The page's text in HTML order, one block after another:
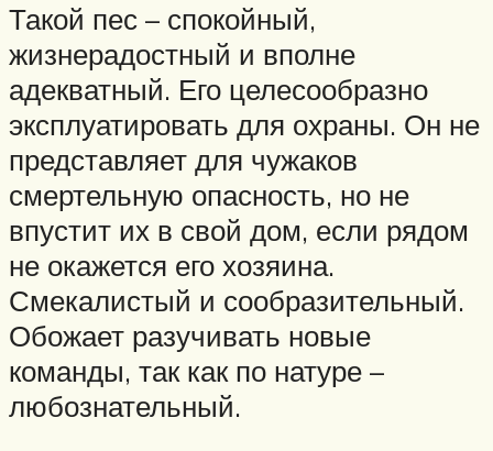
Такой пес – спокойный,
жизнерадостный и вполне
адекватный. Его целесообразно
эксплуатировать для охраны. Он не
представляет для чужаков
смертельную опасность, но не
впустит их в свой дом, если рядом
не окажется его хозяина.
Смекалистый и сообразительный.
Обожает разучивать новые
команды, так как по натуре –
любознательный.